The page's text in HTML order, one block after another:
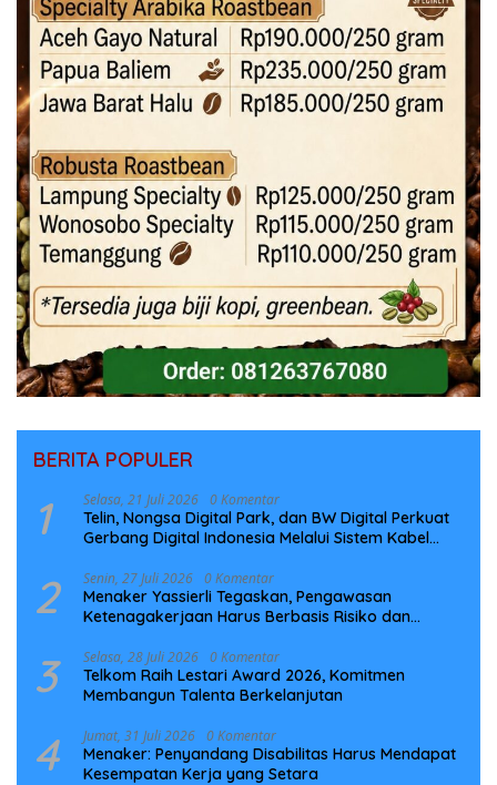
BERITA POPULER
1 Selasa, 21 Juli 2026 0 Komentar
Telin, Nongsa Digital Park, dan BW Digital Perkuat
Gerbang Digital Indonesia Melalui Sistem Kabel
2 Senin, 27 Juli 2026 0 Komentar
Menaker Yassierli Tegaskan, Pengawasan
Ketenagakerjaan Harus Berbasis Risiko dan
3 Selasa, 28 Juli 2026 0 Komentar
Telkom Raih Lestari Award 2026, Komitmen
Membangun Talenta Berkelanjutan
4 Jumat, 31 Juli 2026 0 Komentar
Menaker: Penyandang Disabilitas Harus Mendapat
Kesempatan Kerja yang Setara